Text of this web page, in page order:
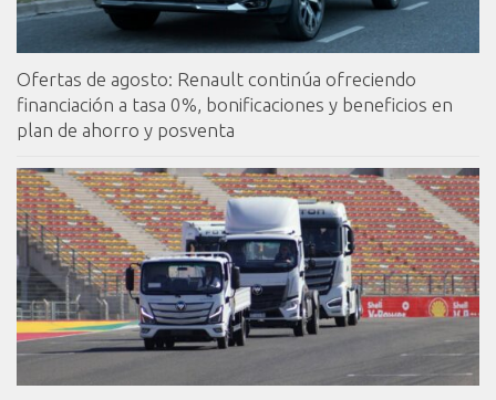
Ofertas de agosto: Renault continúa ofreciendo
financiación a tasa 0%, bonificaciones y beneficios en
plan de ahorro y posventa